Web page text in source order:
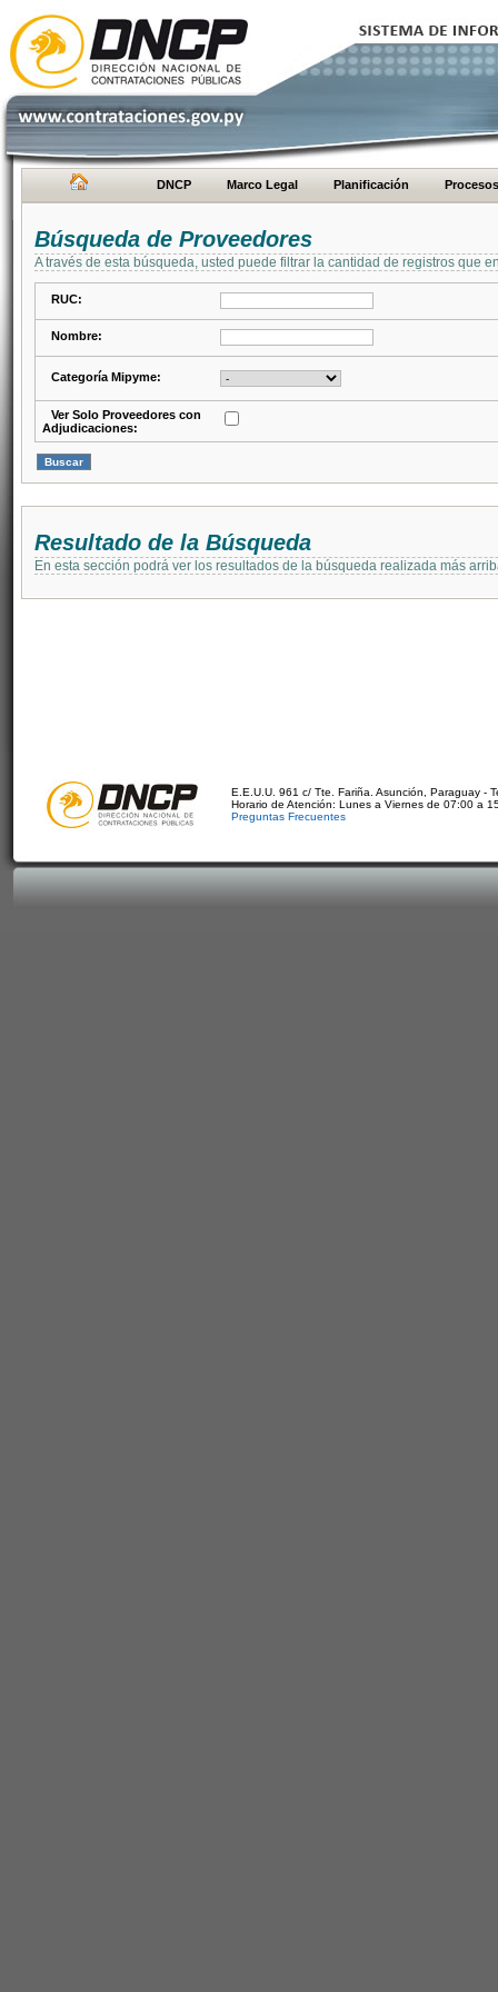
DNCP Marco Legal Planificación Procesos
Búsqueda de Proveedores
A través de esta búsqueda, usted puede filtrar la cantidad de registros que
RUC:
Nombre:
Categoría Mipyme:
Ver Solo Proveedores con
Adjudicaciones:
Resultado de la Búsqueda
En esta sección podrá ver los resultados de la búsqueda realizada más
E.E.U.U. 961 c/ Tte. Fariña. Asunción, Paraguay -
Horario de Atención: Lunes a Viernes de 07:00 a
Preguntas Frecuentes